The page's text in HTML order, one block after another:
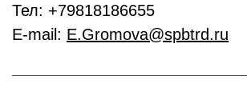
Тел: +79818186655
E-mail: E.Gromova@spbtrd.ru